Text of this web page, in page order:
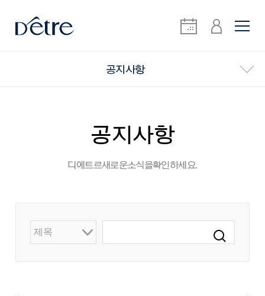
공지사항
공지사항
디에트르 새로운 소식을 확인하세요.